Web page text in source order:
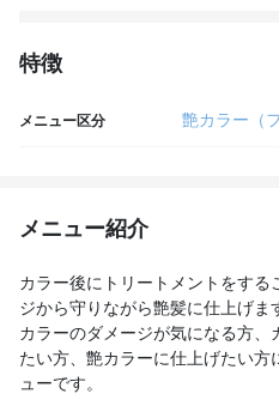
特徴
メニュー区分 艶カラー（
メニュー紹介
カラー後にトリートメントをする
ジから守りながら艶髪に仕上げま
カラーのダメージが気になる方、
たい方、艶カラーに仕上げたい方
ューです。